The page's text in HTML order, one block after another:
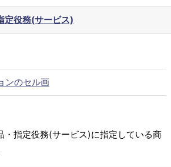
定役務(サービス)
ンのセル画
・指定役務(サービス)に指定している商